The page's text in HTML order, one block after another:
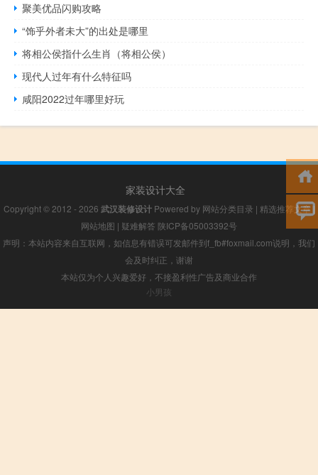
聚美优品闪购攻略
“饰乎外者未大”的出处是哪里
将相公侯指什么生肖（将相公侯）
现代人过年有什么特征吗
咸阳2022过年哪里好玩
家装设计大全
Copyright © 2012 - 2026 武汉装修设计Powered by 网站分类目录 | 精选推荐文章|
网站地图 | 疑难解答 陕ICP备05003392号
声明：本站内容来自互联网，如信息有错误可发邮件到f_fb#foxmail.com说明，我们
会及时纠正，谢谢
本站仅为个人兴趣爱好，不接盈利性广告及商业合作
小男孩